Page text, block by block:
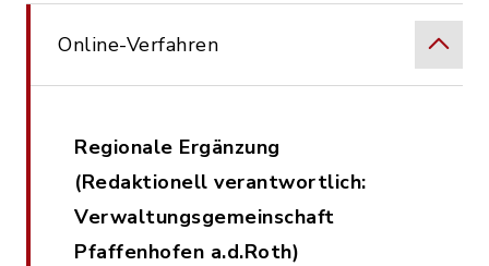
Online-Verfahren
Regionale Ergänzung
(Redaktionell verantwortlich:
Verwaltungsgemeinschaft
Pfaffenhofen a.d.Roth)